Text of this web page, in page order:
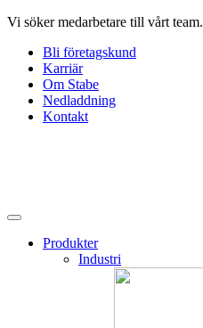
Hoppa
innehåll
Vi söker medarbetare till vårt team.
Bli företagskund
Karriär
Om Stabe
Nedladdning
Kontakt
Produkter
Industri